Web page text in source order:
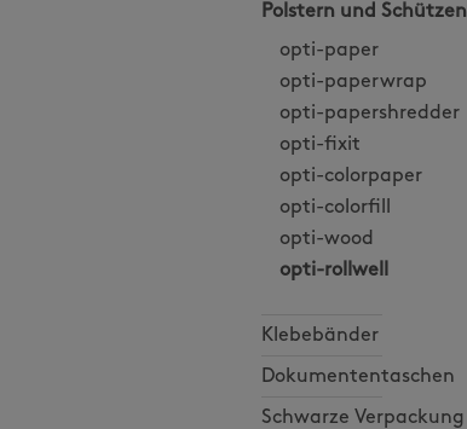
Polstern und Schützen
opti-paper
opti-paperwrap
opti-papershredder
opti-fixit
opti-colorpaper
opti-colorfill
opti-wood
opti-rollwell
Klebebänder
Dokumententaschen
Schwarze Verpackung